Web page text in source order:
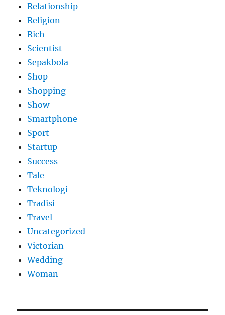
Relationship
Religion
Rich
Scientist
Sepakbola
Shop
Shopping
Show
Smartphone
Sport
Startup
Success
Tale
Teknologi
Tradisi
Travel
Uncategorized
Victorian
Wedding
Woman